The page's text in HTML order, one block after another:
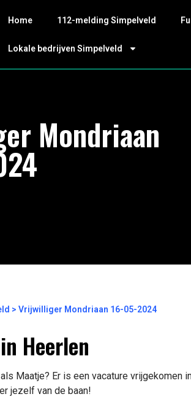
Home 112-melding Simpelveld
Lokale bedrijven Simpelveld
Mondriaan
Vrijwilliger Mondriaan 16-05-2024
Heerlen
Maatje? Er is een vacature vrijgekomen
jezelf van de baan!